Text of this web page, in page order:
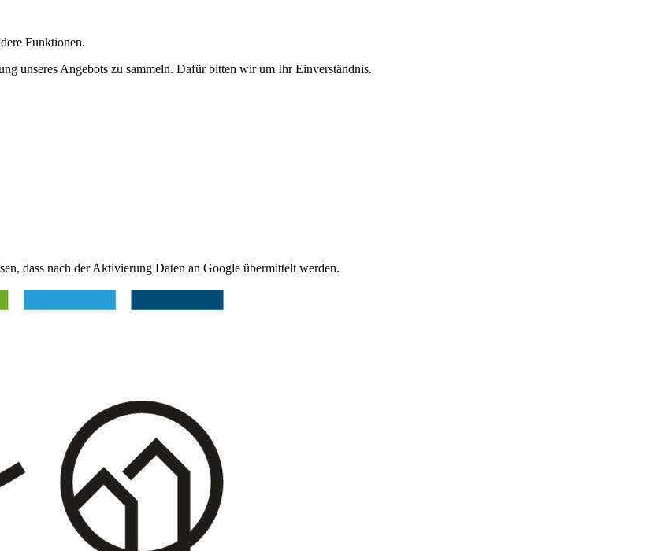
Funktionen.
unseres Angebots zu sammeln. Dafür bitten wir um Ihr Einverständnis.
dass nach der Aktivierung Daten an Google übermittelt werden.